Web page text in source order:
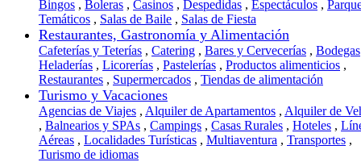
Bingos , Boleras , Casinos , Despedidas , Espectáculos ,
Temáticos , Salas de Baile , Salas de Fiesta
Restaurantes, Gastronomía y Alimentación
Cafeterías y Teterías , Catering , Bares y Cervecerías , Bodegas
Heladerías , Licorerías , Pastelerías , Productos alimenticios ,
Restaurantes , Supermercados , Tiendas de alimentación
Turismo y Vacaciones
Agencias de Viajes , Alquiler de Apartamentos , Alquiler de
, Balnearios y SPAs , Campings , Casas Rurales , Hoteles ,
Aéreas , Localidades Turísticas , Multiaventura , Transportes ,
Turismo de idiomas